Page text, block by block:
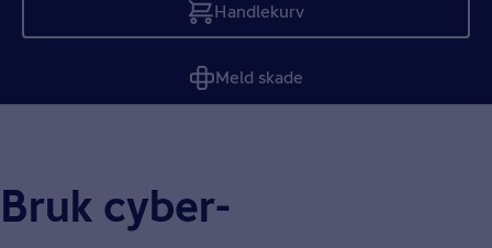
Handlekurv
Tom
Meld skade
Bruk cyber­